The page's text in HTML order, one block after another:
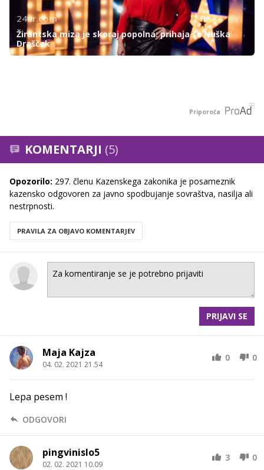
24ur.com
Žirantska miza je skoraj popolna: prihaja še Nuška
Drašček
Priporoča
KOMENTARJI (5)
Opozorilo: 297. členu Kazenskega zakonika je posameznik
kazensko odgovoren za javno spodbujanje sovraštva, nasilja ali
nestrpnosti.
PRAVILA ZA OBJAVO KOMENTARJEV
PRIJAVI SE
Maja Kajza
04. 02. 2021 21.54
0 0
Lepa pesem !
ODGOVORI
pingvinislo5
02. 02. 2021 10.09
3 0